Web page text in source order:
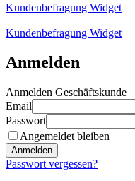
Kundenbefragung Widget
Kundenbefragung Widget
Anmelden
Anmelden Geschäftskunde
Email
Passwort
Angemeldet bleiben
Anmelden
Passwort vergessen?